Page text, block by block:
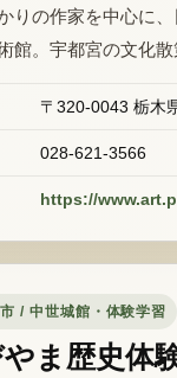
りの作家を中心に
館。宇都宮の文化散
〒320-0043 栃木
028-621-3566
https://
/ 中世城館・体験学習
やま歴史体